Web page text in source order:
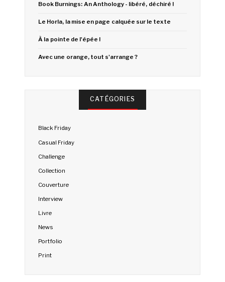
Book Burnings: An Anthology - libéré, déchiré !
Le Horla, la mise en page calquée sur le texte
À la pointe de l'épée !
Avec une orange, tout s'arrange ?
CATÉGORIES
Black Friday
Casual Friday
Challenge
Collection
Couverture
Interview
Livre
News
Portfolio
Print